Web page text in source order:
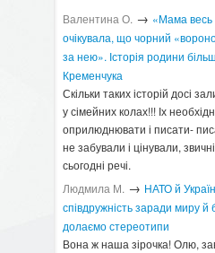
Валентина О. → «Мама весь
очікувала, що чорний
за нею». Історія родини
Кременчука
Скільки таких історій досі
у сімейних колах!!! Іх
оприлюднювати і писати-
не забували і цінували,
сьогодні речі.
Людмила М. → ​НАТО й
співдружність заради миру й
долаємо стереотипи
Вона ж наша зірочка! Олю,